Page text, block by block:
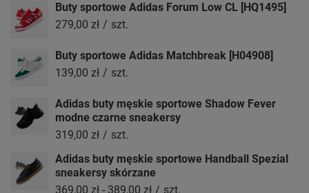
Buty sportowe Adidas Forum Low CL [HQ1495]
279,00 zł / szt.
Buty sportowe Adidas Matchbreak [H04908]
139,00 zł / szt.
Adidas buty męskie sportowe Shadow Fever
modne czarne sneakersy
319,00 zł / szt.
Adidas buty męskie sportowe Handball Spezial
sneakersy skórzane
369,00 zł - 389,00 zł / szt.